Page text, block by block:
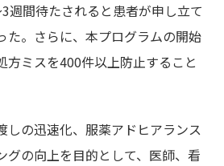
週間待たされると患者が申し立て
た。さらに、本プログラムの開始
方ミスを400件以上防止すること
しの迅速化、服薬アドヒアランス
グの向上を目的として、医師、看